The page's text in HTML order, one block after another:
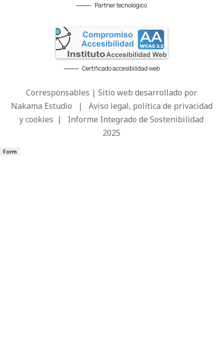
Partner tecnológico
Certificado accesibilidad web
Corresponsables | Sitio web desarrollado por
Nakama Estudio | Aviso legal, política de privacidad
y cookies | Informe Integrado de Sostenibilidad
2025
Form